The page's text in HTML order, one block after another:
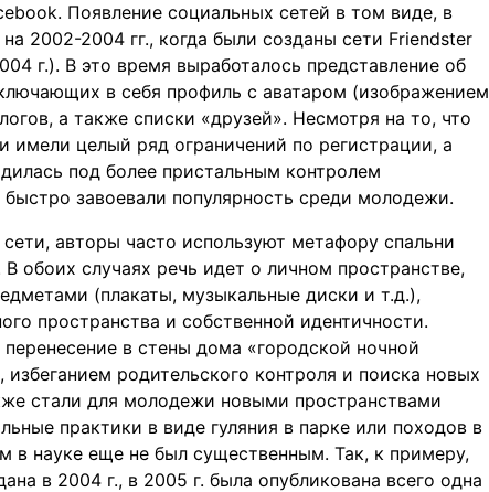
Появление социальных сетей в том виде, в
2002-2004 гг., когда были созданы сети Friendster
г.). В это время выработалось представление об
в себя профиль с аватаром (изображением
а также списки «друзей». Несмотря на то, что
имели целый ряд ограничений по регистрации, а
под более пристальным контролем
завоевали популярность среди молодежи.
авторы часто используют метафору спальни
обоих случаях речь идет о личном пространстве,
(плакаты, музыкальные диски и т.д.),
пространства и собственной идентичности.
в стены дома «городской ночной
родительского контроля и поиска новых
стали для молодежи новыми пространствами
практики в виде гуляния в парке или походов в
в науке еще не был существенным. Так, к примеру,
в 2004 г., в 2005 г. была опубликована всего одна